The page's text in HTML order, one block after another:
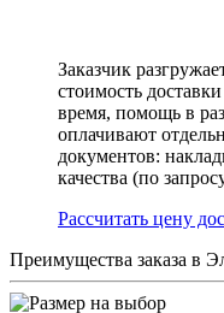
Заказчик
стоимость
время, помощь в
оплачивают
документов:
качества (по
Раcсчитать цену
Преимущества заказа в